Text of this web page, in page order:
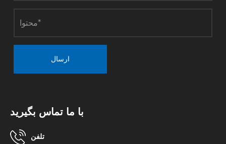
ارسال
با ما تماس بگیرید
تلفن